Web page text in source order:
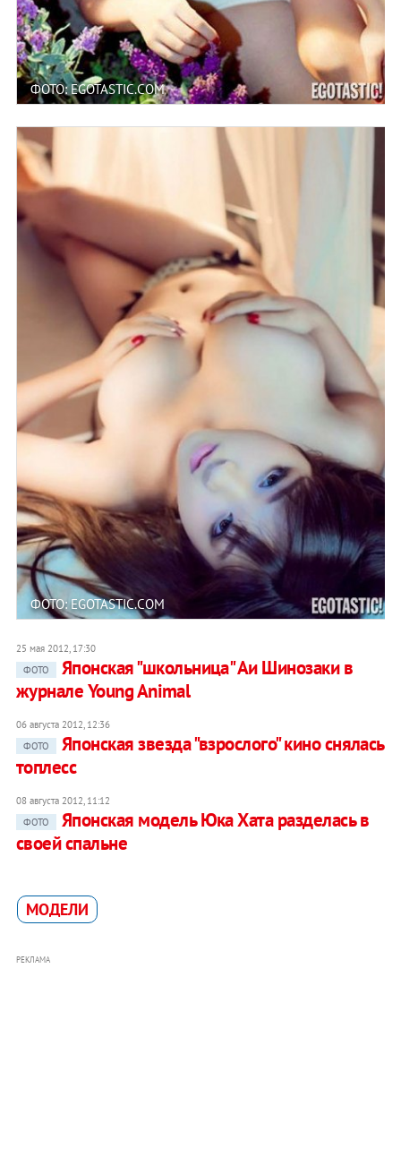
ФОТО: EGOTASTIC.COM
ФОТО: EGOTASTIC.COM
25 мая 2012, 17:30
ФОТО
Японская "школьница" Аи Шинозаки в
журнале Young Animal
06 августа 2012, 12:36
ФОТО
Японская звезда "взрослого" кино снялась
топлесс
08 августа 2012, 11:12
ФОТО
Японская модель Юка Хата разделась в
своей спальне
МОДЕЛИ
РЕКЛАМА